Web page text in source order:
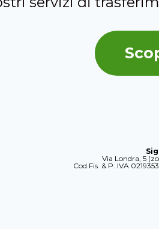
Via Londra, 5
Cod.Fis. & P. IVA